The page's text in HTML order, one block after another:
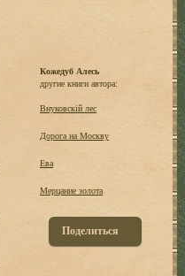
Кожедуб Алесь
другие книги автора:
Внуковскій лес
Дорога на Москву
Ева
Мерцание золота
Поделиться